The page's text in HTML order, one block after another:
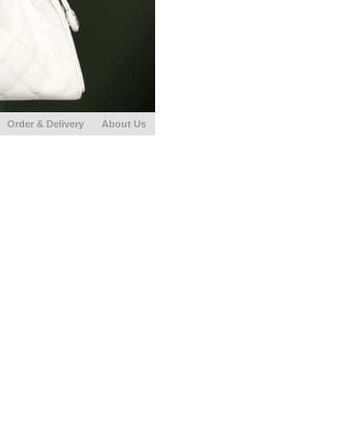
Order & Delivery About Us